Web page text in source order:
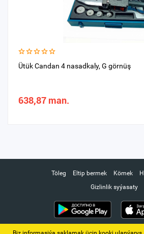
Ütük Candan 4 nasadkaly, G görnüş
638,87 man.
Töleg Eltip bermek Kömek
Gizlinlik syýasaty